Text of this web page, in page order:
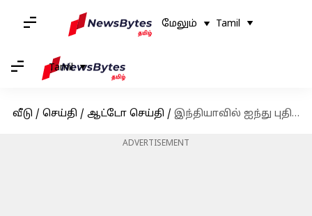
மேலும் Tamil
Tamil
வீடு / செய்தி / ஆட்டோ செய்தி / இந்தியாவில் ஐந்து புதிய கார்களை களமிறக்கும் நிஸான்
ADVERTISEMENT